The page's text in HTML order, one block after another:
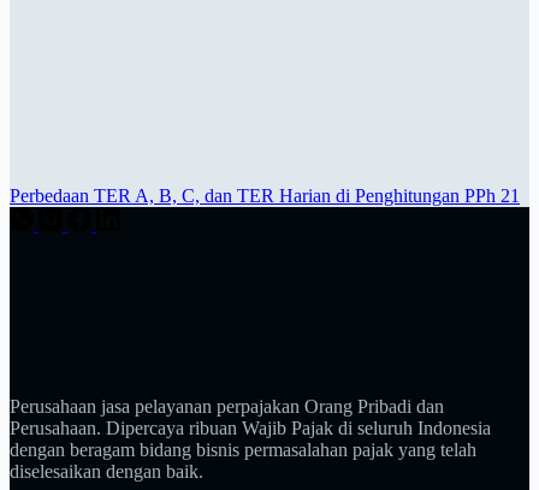
Perbedaan TER A, B, C, dan TER Harian di Penghitungan PPh 21
Perusahaan jasa pelayanan perpajakan Orang Pribadi dan
Perusahaan. Dipercaya ribuan Wajib Pajak di seluruh Indonesia
dengan beragam bidang bisnis permasalahan pajak yang telah
diselesaikan dengan baik.